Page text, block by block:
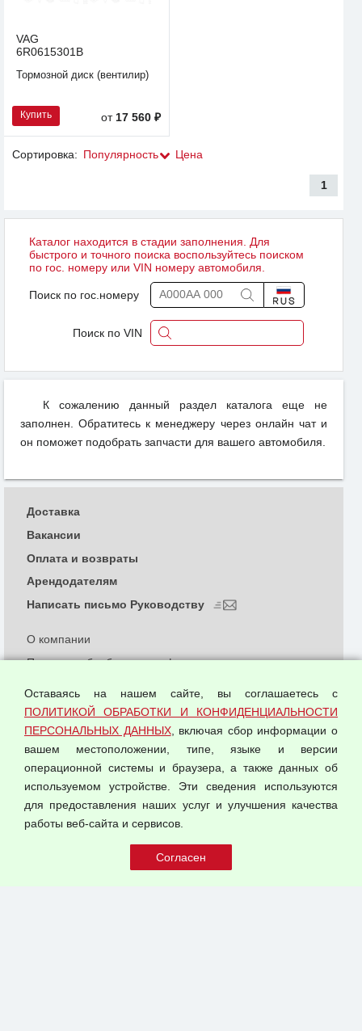
VAG
6R0615301B
Тормозной диск (вентилир)
Купить от 17 560 ₽
Сортировка: Популярность Цена
1
Каталог находится в стадии заполнения. Для
быстрого и точного поиска воспользуйтесь поиском
по гос. номеру или VIN номеру автомобиля.
Поиск по гос.номеру
Поиск по VIN
К сожалению данный раздел каталога еще не
заполнен. Обратитесь к менеджеру через онлайн чат и
он поможет подобрать запчасти для вашего автомобиля.
© 2026 ООО "Феникс"
О компании
Политика обработки и конфиденциальности
Согласием на обработку персональных данных
Оферта оптовой купли-продажи
Публичная оферта
Доставка
Вакансии
Оплата и возвраты
Арендодателям
Написать письмо Руководству
Оставаясь на нашем сайте, вы соглашаетесь с
ПОЛИТИКОЙ ОБРАБОТКИ И КОНФИДЕНЦИАЛЬНОСТИ
ПЕРСОНАЛЬНЫХ ДАННЫХ, включая сбор информации о
вашем местоположении, типе, языке и версии
операционной системы и браузера, а также данных об
используемом устройстве. Эти сведения используются
для предоставления наших услуг и улучшения качества
работы веб-сайта и сервисов.